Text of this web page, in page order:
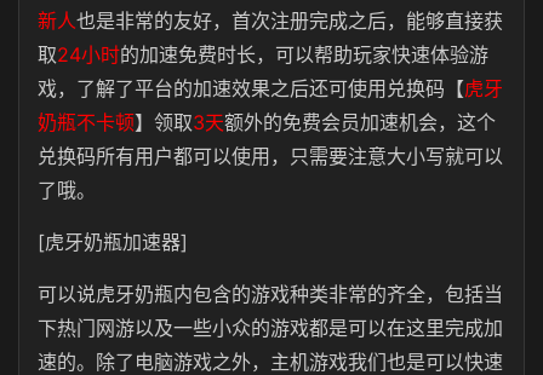
新人也是非常的友好，首次注册完成之后，能够直接获
取24小时的加速免费时长，可以帮助玩家快速体验游
戏，了解了平台的加速效果之后还可使用兑换码【虎牙
奶瓶不卡顿】领取3天额外的免费会员加速机会，这个
兑换码所有用户都可以使用，只需要注意大小写就可以
了哦。
[虎牙奶瓶加速器]
可以说虎牙奶瓶内包含的游戏种类非常的齐全，包括当
下热门网游以及一些小众的游戏都是可以在这里完成加
速的。除了电脑游戏之外，主机游戏我们也是可以快速